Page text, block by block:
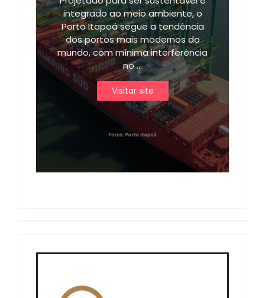
integrado ao meio ambiente, o
Porto Itapoá segue a tendência
dos portos mais modernos do
mundo, com mínima interferência
no ...
Visitar site